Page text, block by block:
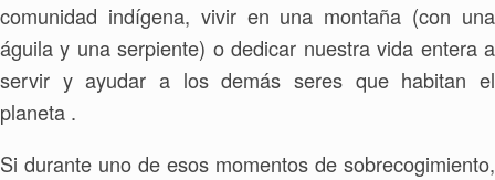
comunidad indígena, vivir en una montaña (con una
águila y una serpiente) o dedicar nuestra vida entera a
servir y ayudar a los demás seres que habitan el
planeta .
Si durante uno de esos momentos de sobrecogimiento,